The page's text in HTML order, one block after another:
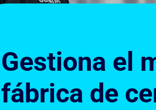
Gestiona el
fábrica de